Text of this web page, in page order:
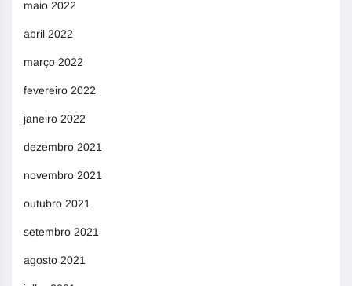
maio 2022
abril 2022
março 2022
fevereiro 2022
janeiro 2022
dezembro 2021
novembro 2021
outubro 2021
setembro 2021
agosto 2021